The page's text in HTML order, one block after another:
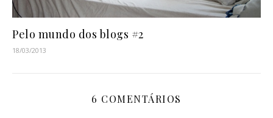
Pelo mundo dos blogs #2
18/03/2013
6 COMENTÁRIOS